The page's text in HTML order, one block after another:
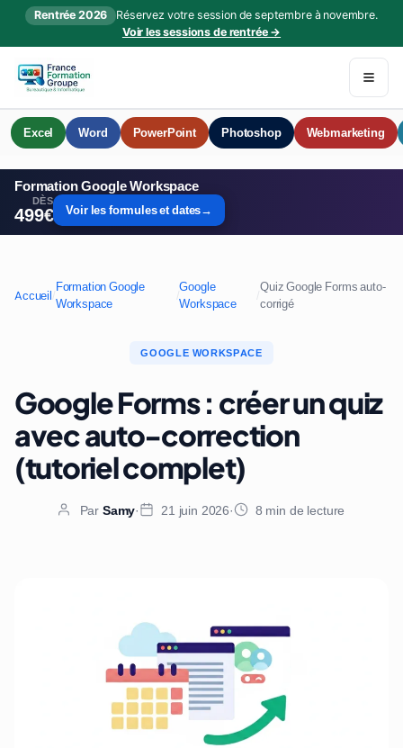
Rentrée 2026
Réservez votre session de septembre à novembre.
Voir les sessions de rentrée →
Excel Word PowerPoint Photoshop Webmarketing
Formation Google Workspace
DÈS
499€ Voir les formules et dates→
Accueil
Formation Google
Workspace
/
Google
Workspace
Quiz Google Forms auto-
corrigé
GOOGLE WORKSPACE
Google Forms : créer un quiz
avec auto-correction
(tutoriel complet)
Par Samy· 21 juin 2026· 8 min de lecture